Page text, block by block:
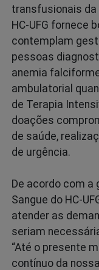
transfusionais da
HC-UFG fornece
contemplam
pessoas
anemia
ambulatorial
de Terapia
doações
de saúde,
de urgência.
De acordo com a
Sangue do HC-
atender as
seriam
“Até o presente
contínuo da